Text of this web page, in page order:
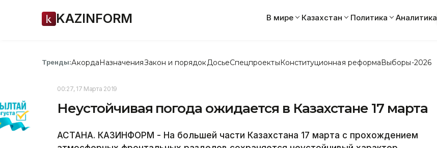
KAZINFORM В мире Казахстан Политика Аналитика
Тренды:АкордаНазначенияЗакон и порядок ДосьеСпецпроектыКонституционная реформаВыборы-2026
00:27, 17 Марта 2019
Неустойчивая погода ожидается в Казахстане 17 марта
АСТАНА. КАЗИНФОРМ - На большей части Казахстана 17 марта с прохождением